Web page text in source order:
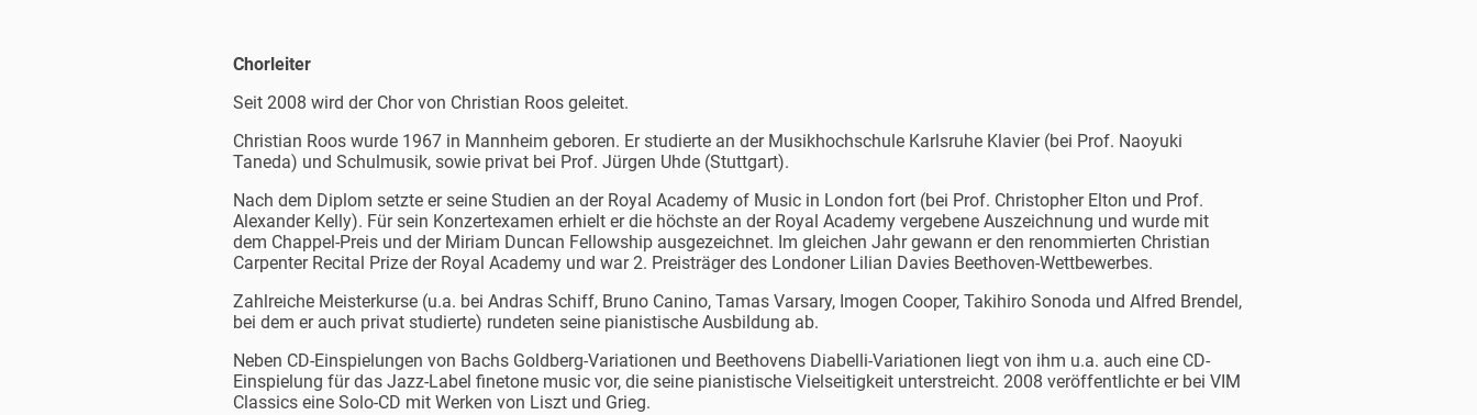
Chorleiter
Seit 2008 wird der Chor von Christian Roos geleitet.
Christian Roos wurde 1967 in Mannheim geboren. Er studierte an der Musikhochschule Karlsruhe Klavier (bei Prof. Naoyuki
Taneda) und Schulmusik, sowie privat bei Prof. Jürgen Uhde (Stuttgart).
Nach dem Diplom setzte er seine Studien an der Royal Academy of Music in London fort (bei Prof. Christopher Elton und Prof.
Alexander Kelly). Für sein Konzertexamen erhielt er die höchste an der Royal Academy vergebene Auszeichnung und wurde mit
dem Chappel-Preis und der Miriam Duncan Fellowship ausgezeichnet. Im gleichen Jahr gewann er den renommierten Christian
Carpenter Recital Prize der Royal Academy und war 2. Preisträger des Londoner Lilian Davies Beethoven-Wettbewerbes.
Zahlreiche Meisterkurse (u.a. bei Andras Schiff, Bruno Canino, Tamas Varsary, Imogen Cooper, Takihiro Sonoda und Alfred Brendel,
bei dem er auch privat studierte) rundeten seine pianistische Ausbildung ab.
Neben CD-Einspielungen von Bachs Goldberg-Variationen und Beethovens Diabelli-Variationen liegt von ihm u.a. auch eine CD-
Einspielung für das Jazz-Label finetone music vor, die seine pianistische Vielseitigkeit unterstreicht. 2008 veröffentlichte er bei VIM
Classics eine Solo-CD mit Werken von Liszt und Grieg.